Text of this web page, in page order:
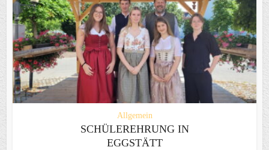
Allgemein
SCHÜLEREHRUNG IN
EGGSTÄTT